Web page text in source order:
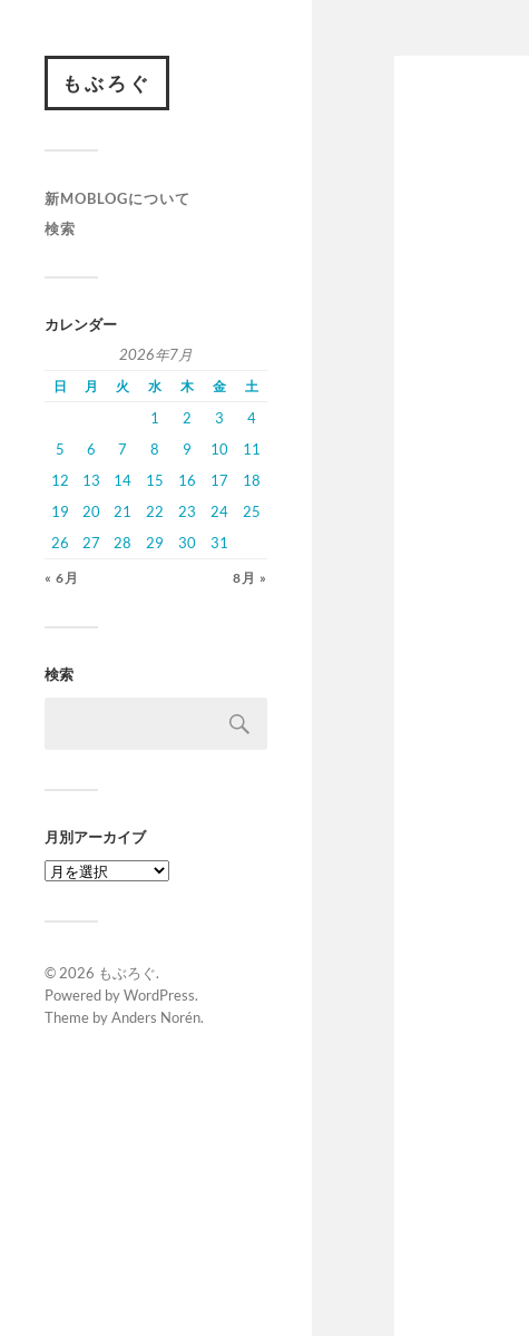
もぶろぐ
新MOBLOGについて
検索
カレンダー
2026年7月
日 月 火 水 木 金 土
1 2 3
4
5
6 7 8 9 10
11
12
13 14 15 16 17
18
19
20 21 22 23 24
25
26
27 28 29 30 31
« 6月 8月 »
検索
月別アーカイブ
© 2026 もぶろぐ.
Powered byWordPress.
Theme byAnders Norén.